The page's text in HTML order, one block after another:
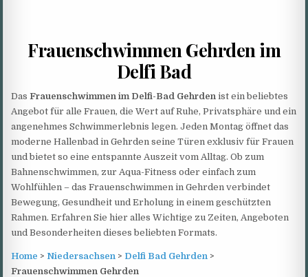
Frauenschwimmen Gehrden im
Delfi Bad
DasFrauenschwimmen im Delfi-Bad Gehrden ist ein beliebtes
Angebot für alle Frauen, die Wert auf Ruhe, Privatsphäre und ein
angenehmes Schwimmerlebnis legen. Jeden Montag öffnet das
moderne Hallenbad in Gehrden seine Türen exklusiv für Frauen
und bietet so eine entspannte Auszeit vom Alltag. Ob zum
Bahnenschwimmen, zur Aqua-Fitness oder einfach zum
Wohlfühlen – das Frauenschwimmen in Gehrden verbindet
Bewegung, Gesundheit und Erholung in einem geschützten
Rahmen. Erfahren Sie hier alles Wichtige zu Zeiten, Angeboten
und Besonderheiten dieses beliebten Formats.
Home > Niedersachsen > Delfi Bad Gehrden >
Frauenschwimmen Gehrden